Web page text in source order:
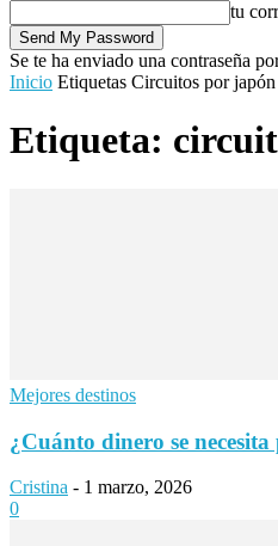
tu
Se te ha enviado una contraseña
Inicio Etiquetas Circuitos por japón
Etiqueta:
Mejores destinos
¿Cuánto dinero se
Cristina - 1 marzo, 2026
0